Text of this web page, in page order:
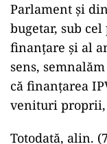
Parlament şi
bugetar, sub
finanţare şi al
sens,
că finanţarea
venituri proprii,
Totodată, alin.